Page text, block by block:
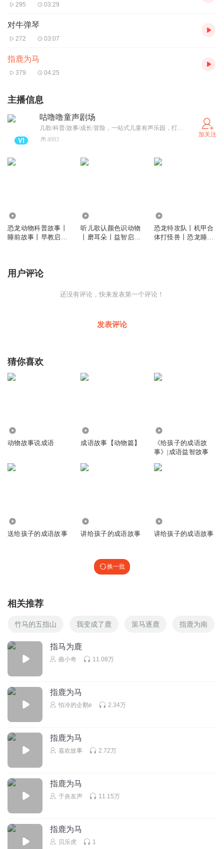
295 03:29
对牛弹琴
272 03:07
指鹿为马
379 04:25
主播信息
咕噜噜童声剧场
儿歌/科普/故事/成长/冒险，一站式儿童有声乐园，打造专属于孩子的成长萌星球。
4993
加关注
恐龙动物科普故事丨
睡前故事丨早教启蒙
听儿歌认颜色识动物
丨磨耳朵丨益智启蒙
恐龙特攻队丨机甲合
体打怪兽丨恐龙睡前
用户评论
还没有评论，快来发表第一个评论！
发表评论
猜你喜欢
动物故事说成语 成语故事【动物篇】
《给孩子的成语故
事》|成语益智故事
送给孩子的成语故事 讲给孩子的成语故事 讲给孩子的成语故事
换一批
相关推荐
竹马的五指山 我变成了鹿 策马逐鹿 指鹿为南
指马为鹿
曲小奇 11.08万
指鹿为马
怕冷的企鹅e 2.34万
指鹿为马
嘉欢故事 2.72万
指鹿为马
于炎友声 11.15万
指鹿为马
贝乐虎 1